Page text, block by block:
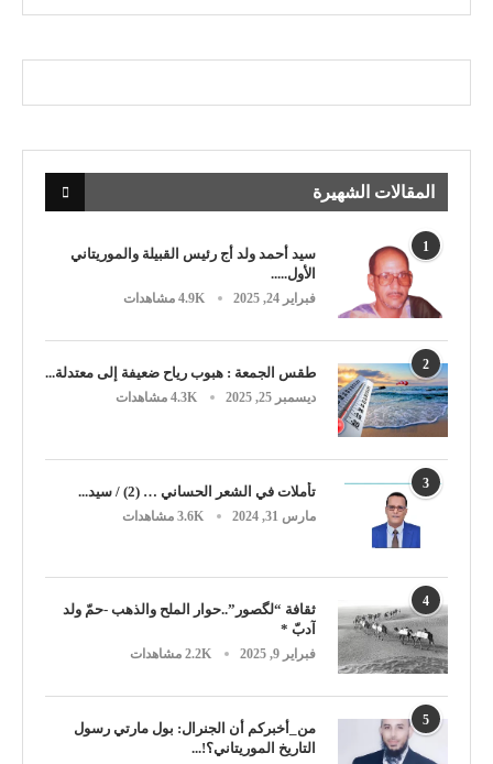
المقالات الشهيرة
1
سيد أحمد ولد أج رئيس القبيلة والموريتاني
الأول.....
فبراير 24, 2025 4.9K مشاهدات
2 طقس الجمعة : هبوب رياح ضعيفة إلى معتدلة...
ديسمبر 25, 2025 4.3K مشاهدات
3 تأملات في الشعر الحساني … (2) / سيد...
مارس 31, 2024 3.6K مشاهدات
4
ثقافة “لگصور”..حوار الملح والذهب -حمّ ولد
آدبّ *
فبراير 9, 2025 2.2K مشاهدات
5
من_أخبركم أن الجنرال: بول مارتي رسول
التاريخ الموريتاني؟!...